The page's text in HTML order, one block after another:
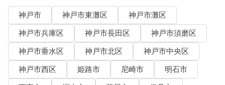
神戸市 神戸市東灘区
神戸市灘区
神戸市兵庫区
神戸市長田区
神戸市須磨区
神戸市垂水区
神戸市北区
神戸市中央区
神戸市西区
姫路市 尼崎市
明石市